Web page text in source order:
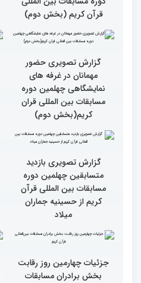
بالاترین سطح برگزاری
مسابقات قرآن را در ایران
شاهد بودم
گزارش تصویری سومین روز
رقابت بخش بانوان چهلمین
دوره مسابقات بین المللی
قرآن کریم (بخش دوم)
گزارش تصویری حضور
مهمانان در غرفه های
نمایشگاهی چهلمین دوره
مسابقات بین المللی قران
کریم(بخش دوم)